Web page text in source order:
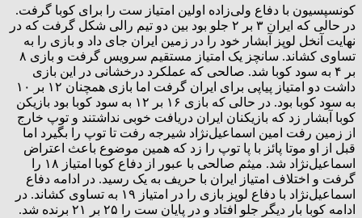
کونسپسیون با دفاع ولی‌زاده اولین امتیاز ست را برای کوبا گرفت.
در حالی که ایران ۳ بر ۲ جلو بود بین دو تیم رالی شکل گرفت که در
نهایت آنخل لوپز آبشار خود را در زمین ایران جای داد و بازی را به
تساوی کشاند. سانچز یک امتیاز مستقیم سرویس گرفت و بازی ۸
بر ۴ به سود کوبا شد. صالحی که عملکرد درخشانی در این بازی
داشت دو امتیاز پیاپی برای ایران گرفت اما بازی همچنان ۱۲ بر ۱۰
به سود کوبا بود. در حالی که بازی ۱۶ بر ۱۲ به سود کوبا بود بازیکن
کوبا آبشار زد که بازیکنان ایران دریافت خوبی نداشتند و توپ خارج
از زمین رفت امین اسماعیل‌نژاد شیرجه رفت تا توپ را بگیرد اما
قبل از او موتا پائز با پا توپ را زد که همین موضوع باعث اعتراض
اسماعیل‌نژاد شد. میثم صالحی با عبور از دفاع کوبا امتیاز ۱۸ را
گرفت و اختلاف امتیاز ایران با حریف به یک رسید. در ادامه دفاع
اسماعیل‌نژاد با دفاع لوپز بازی را در امتیاز ۱۹ به تساوی کشاند. در
ادامه کوبا بار دیگر جلو افتاد و در پایان ست را ۲۵ بر ۲۱ برنده شد.